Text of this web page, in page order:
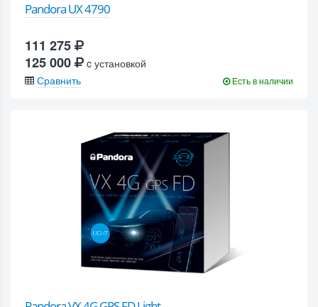
Pandora UX 4790
111 275
125 000
c установкой
Сравнить
Есть в наличии